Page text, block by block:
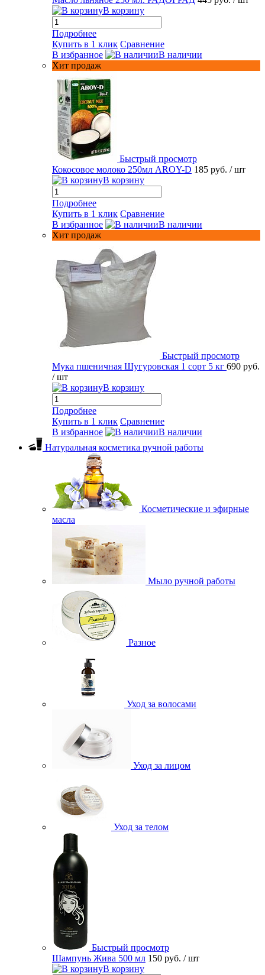
В корзину
Подробнее
Купить в 1 клик Сравнение
В избранное
В наличии
Хит продаж
Быстрый просмотр
Кокосовое молоко 250мл AROY-D 185 руб. / шт
В корзину
Подробнее
Купить в 1 клик Сравнение
В избранное
В наличии
Хит продаж
Быстрый просмотр
Мука пшеничная Шугуровская 1 сорт 5 кг 690 руб.
/ шт
В корзину
Подробнее
Купить в 1 клик Сравнение
В избранное
В наличии
Натуральная косметика ручной работы
Косметические и эфирные
масла
Мыло ручной работы
Разное
Уход за волосами
Уход за лицом
Уход за телом
Быстрый просмотр
Шампунь Жива 500 мл 150 руб. / шт
В корзину